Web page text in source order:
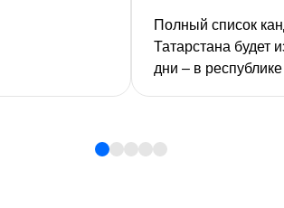
Полный список
Татарстана будет
дни – в